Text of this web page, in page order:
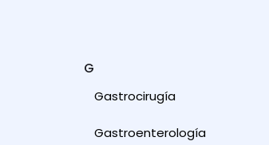
G
Gastrocirugía
Gastroenterología